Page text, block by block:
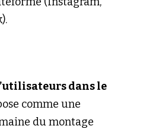
dans le
comme une
du montage